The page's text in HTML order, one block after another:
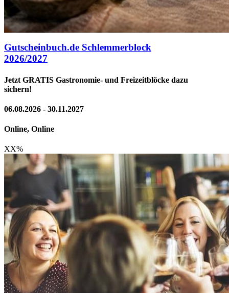
Gutscheinbuch.de Schlemmerblock
2026/2027
Jetzt GRATIS Gastronomie- und Freizeitblöcke dazu
sichern!
06.08.2026 - 30.11.2027
Online, Online
XX%